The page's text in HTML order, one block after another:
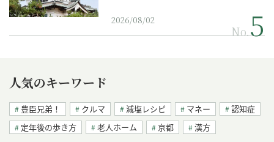
2026/08/02
No.
人気のキーワード
豊臣兄弟！ クルマ 減塩レシピ マネー
認知症
定年後の歩き方
老人ホーム 京都 漢方